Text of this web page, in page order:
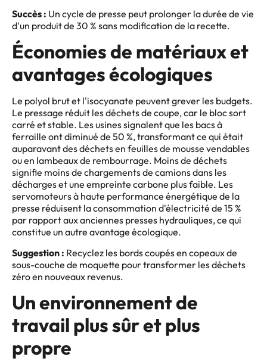
Succès : Un cycle de presse peut prolonger la durée de vie
d'un produit de 30 % sans modification de la recette.
Économies de matériaux et
avantages écologiques
Le polyol brut et l'isocyanate peuvent grever les budgets.
Le pressage réduit les déchets de coupe, car le bloc sort
carré et stable. Les usines signalent que les bacs à
ferraille ont diminué de 50 %, transformant ce qui était
auparavant des déchets en feuilles de mousse vendables
ou en lambeaux de rembourrage. Moins de déchets
signifie moins de chargements de camions dans les
décharges et une empreinte carbone plus faible. Les
servomoteurs à haute performance énergétique de la
presse réduisent la consommation d'électricité de 15 %
par rapport aux anciennes presses hydrauliques, ce qui
constitue un autre avantage écologique.
Suggestion : Recyclez les bords coupés en copeaux de
sous-couche de moquette pour transformer les déchets
zéro en nouveaux revenus.
Un environnement de
travail plus sûr et plus
propre